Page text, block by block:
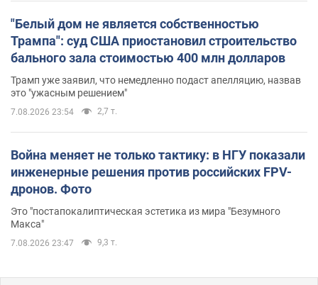
"Белый дом не является собственностью
Трампа": суд США приостановил строительство
бального зала стоимостью 400 млн долларов
Трамп уже заявил, что немедленно подаст апелляцию, назвав
это "ужасным решением"
7.08.2026 23:54 2,7 т.
Война меняет не только тактику: в НГУ показали
инженерные решения против российских FPV-
дронов. Фото
Это "постапокалиптическая эстетика из мира "Безумного
Макса"
7.08.2026 23:47 9,3 т.